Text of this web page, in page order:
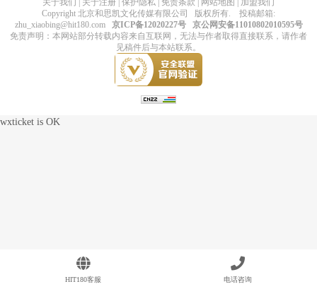
关于我们
关于注册 保护隐私 免责条款 网站地图
加盟我们
Copyright 北京和思凯文化传媒有限公司 版权所有. 投稿邮箱:
zhu_xiaobing@hit180.com
京ICP备12020227号
京公网安备11010802010595号
免责声明：本网站部分转载内容来自互联网，无法与作者取得直接联系，请作者
见稿件后与本站联系。
HIT180客服 电话咨询
wxticket is OK